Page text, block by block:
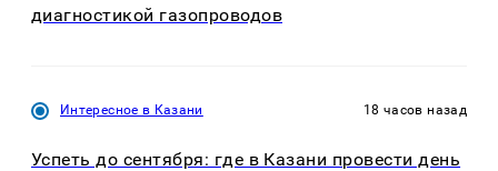
диагностикой газопроводов
Интересное в Казани 18 часов назад
Успеть до сентября: где в Казани провести день